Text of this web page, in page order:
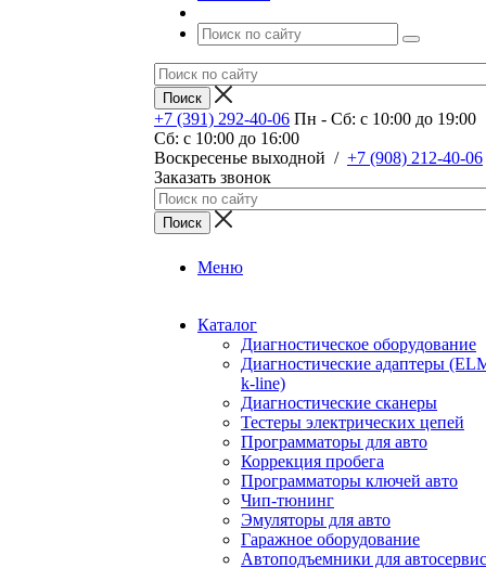
+7 (391) 292-40-06 Пн - Сб: c 10:00 до 19:00
Сб: c 10:00 до 16:00
​Воскресенье выходной / +7 (908) 212-40-06
Заказать звонок
Меню
Каталог
Диагностическое оборудование
Диагностические адаптеры
k-line)
Диагностические сканеры
Тестеры электрических цепей
Программаторы для авто
Коррекция пробега
Программаторы ключей авто
Чип-тюнинг
Эмуляторы для авто
Гаражное оборудование
Автоподъемники для